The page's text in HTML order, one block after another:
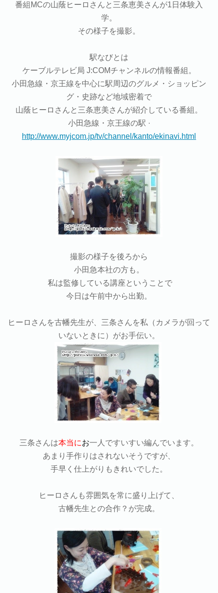
番組MCの山蔭ヒーロさんと三条恵美さんが1日体験入
学。
その様子を撮影。
駅なびとは
ケーブルテレビ局 J:COMチャンネルの情報番組。
小田急線・京王線を中心に駅周辺のグルメ・ショッピン
グ・史跡など地域密着で
山蔭ヒーロさんと三条恵美さんが紹介している番組。
小田急線・京王線の駅 ·
http://www.myjcom.jp/tv/channel/kanto/ekinavi.html
撮影の様子を後ろから
小田急本社の方も。
私は監修している講座ということで
今日は午前中から出勤。
ヒーロさんを古幡先生が、三条さんを私（カメラが回って
いないときに）がお手伝い。
三条さんは本当にお一人ですいすい編んでいます。
あまり手作りはされないそうですが、
手早く仕上がりもきれいでした。
ヒーロさんも雰囲気を常に盛り上げて、
古幡先生との合作？が完成。